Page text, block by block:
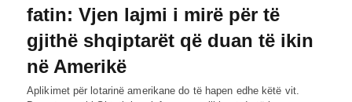
fatin: Vjen lajmi i mirë për të
gjithë shqiptarët që duan të ikin
në Amerikë
Aplikimet për lotarinë amerikane do të hapen edhe këtë vit.